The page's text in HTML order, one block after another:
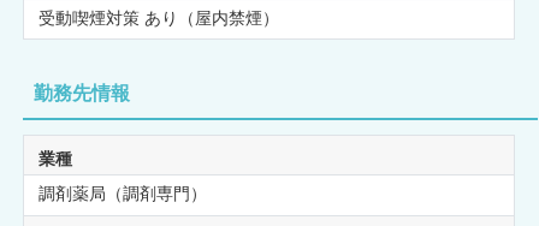
受動喫煙対策 あり（屋内禁煙）
勤務先情報
業種
調剤薬局（調剤専門）